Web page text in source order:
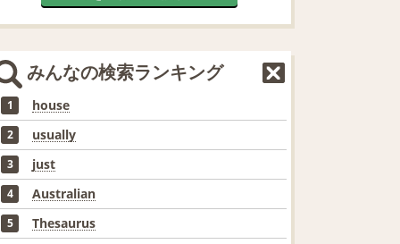
みんなの検索ランキング
1 house
2 usually
3 just
4 Australian
5 Thesaurus